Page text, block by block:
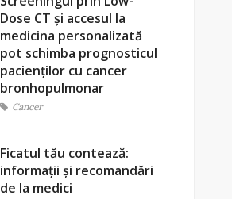
Dose CT și accesul la
medicina personalizată
pot schimba prognosticul
pacienților cu cancer
bronhopulmonar
Cancer
Ficatul tău contează:
informații și recomandări
de la medici